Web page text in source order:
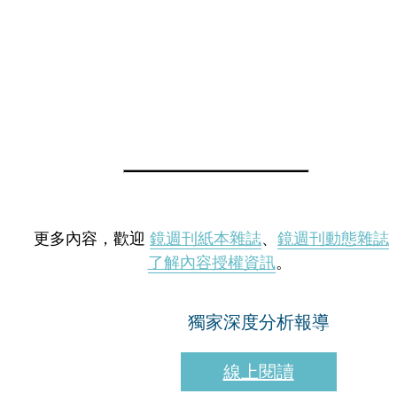
更多內容，歡迎 鏡週刊紙本雜誌、 鏡週刊動態雜誌
了解內容授權資訊。
獨家深度分析報導
線上閱讀